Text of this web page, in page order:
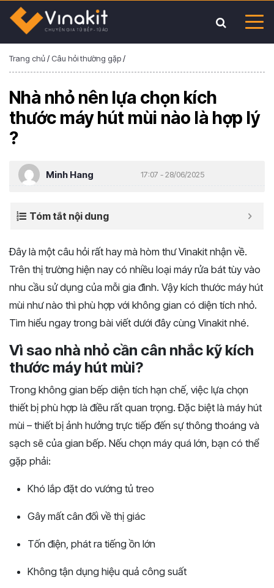
Trang chủ/ Câu hỏi thường gặp/
Nhà nhỏ nên lựa chọn kích
thước máy hút mùi nào là hợp lý
?
Minh Hang 17:07 - 28/06/2025
Tóm tắt nội dung
Đây là một câu hỏi rất hay mà hòm thư Vinakit nhận về.
Trên thị trường hiện nay có nhiều loại máy rửa bát tùy vào
nhu cầu sử dụng của mỗi gia đình. Vậy kích thước máy hút
mùi như nào thì phù hợp với không gian có diện tích nhỏ.
Tìm hiểu ngay trong bài viết dưới đây cùng Vinakit nhé.
Vì sao nhà nhỏ cần cân nhắc kỹ kích
thước máy hút mùi?
Trong không gian bếp diện tích hạn chế, việc lựa chọn
thiết bị phù hợp là điều rất quan trọng. Đặc biệt là máy hút
mùi – thiết bị ảnh hưởng trực tiếp đến sự thông thoáng và
sạch sẽ của gian bếp. Nếu chọn máy quá lớn, bạn có thể
gặp phải:
Khó lắp đặt do vướng tủ treo
Gây mất cân đối về thị giác
Tốn điện, phát ra tiếng ồn lớn
Không tận dụng hiệu quả công suất